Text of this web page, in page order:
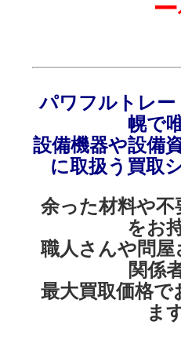
ー
パワフルトレ
幌で
設備機器や設備
に取扱う買取
余った材料や
をお
職人さんや問
関係
最大買取価格で
ま